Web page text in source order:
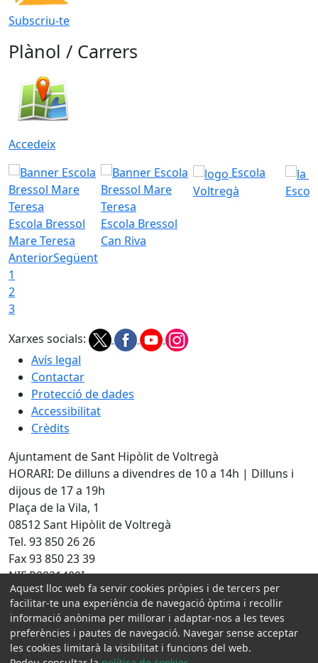
Subscriu-te
Plànol / Carrers
Accedeix
Escola Bressol
Mare Teresa
Escola Bressol
Can Riva
Escola
Voltregà
AnteriorSegüent
1
2
3
Xarxes socials:
Avís legal
Contactar
Protecció de dades
Accessibilitat
Crèdits
Ajuntament de Sant Hipòlit de Voltregà
HORARI: De dilluns a divendres de 10 a 14h | Dilluns i
dijous de 17 a 19h
Plaça de la Vila, 1
08512 Sant Hipòlit de Voltregà
Tel. 93 850 26 26
Fax 93 850 23 39
NIF P0821400I
Amb la col·laboració de:
Aquest lloc web fa servir cookies pròpies i de tercers per
facilitar-te una experiència de navegació òptima i recollir
informació anònima per millorar i adaptar-nos a les teves
preferències i pautes de navegació. Navegar sense acceptar
les cookies limitarà la visibilitat i funcions del web.